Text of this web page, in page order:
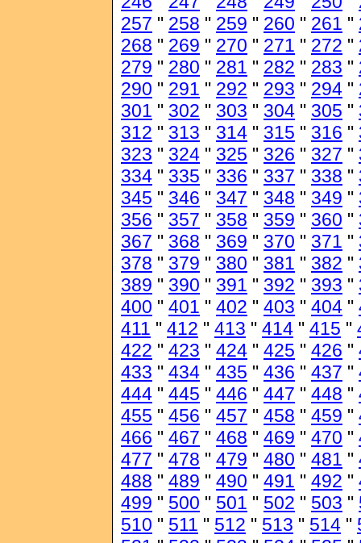
257 " 258 " 259 " 260 " 261 "
268 " 269 " 270 " 271 " 272 "
279 " 280 " 281 " 282 " 283 "
290 " 291 " 292 " 293 " 294 "
301 " 302 " 303 " 304 " 305 "
312 " 313 " 314 " 315 " 316 "
323 " 324 " 325 " 326 " 327 "
334 " 335 " 336 " 337 " 338 "
345 " 346 " 347 " 348 " 349 "
356 " 357 " 358 " 359 " 360 "
367 " 368 " 369 " 370 " 371 "
378 " 379 " 380 " 381 " 382 "
389 " 390 " 391 " 392 " 393 "
400 " 401 " 402 " 403 " 404 "
411 " 412 " 413 " 414 " 415 "
422 " 423 " 424 " 425 " 426 "
433 " 434 " 435 " 436 " 437 "
444 " 445 " 446 " 447 " 448 "
455 " 456 " 457 " 458 " 459 "
466 " 467 " 468 " 469 " 470 "
477 " 478 " 479 " 480 " 481 "
488 " 489 " 490 " 491 " 492 "
499 " 500 " 501 " 502 " 503 "
510 " 511 " 512 " 513 " 514 "